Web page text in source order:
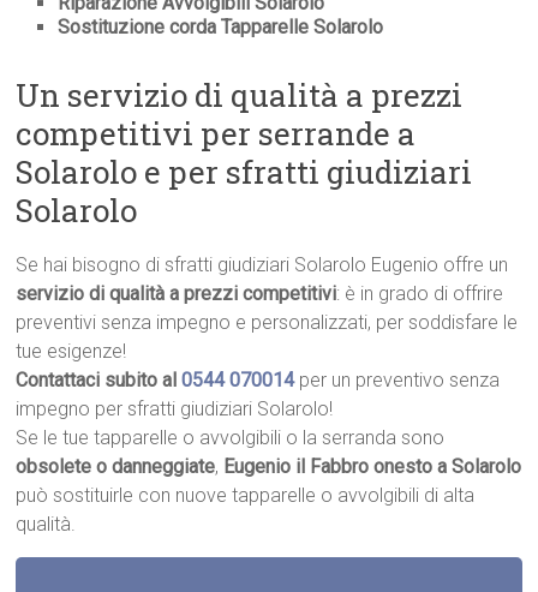
Sostituzione corda Tapparelle Solarolo
Un servizio di qualità a prezzi
competitivi per serrande a
Solarolo e per sfratti giudiziari
Solarolo
Se hai bisogno di sfratti giudiziari Solarolo Eugenio offre un
servizio di qualità a prezzi competitivi: è in grado di offrire
preventivi senza impegno e personalizzati, per soddisfare le
tue esigenze!
Contattaci subito al0544 070014 per un preventivo senza
impegno per sfratti giudiziari Solarolo!
Se le tue tapparelle o avvolgibili o la serranda sono
obsolete o danneggiate, Eugenio il Fabbro onesto a Solarolo
può sostituirle con nuove tapparelle o avvolgibili di alta
qualità.